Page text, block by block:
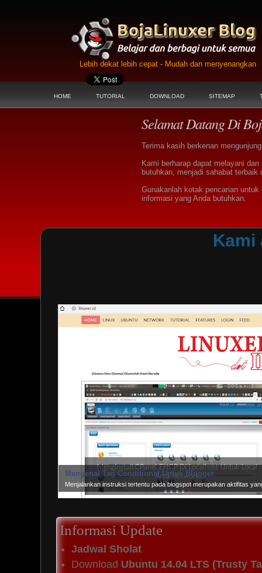
Lebih dekat lebih cepat - Mudah dan menyenangkan
HOME TUTORIAL DOWNLOAD SITEMAP
Selamat Datang Di
Terima kasih berkenan
Kami berharap dapat melayani
butuhkan, menjadi sahabat
Gunakanlah kotak pencarian
informasi yang Anda butuhkan.
Kami
Mengenal Tag Conditional Untuk Blogger
Menjalankan instruksi tertentu pada blogspot merupakan aktifitas
Informasi Update
Jadwal Sholat
Download Ubuntu 14.04 LTS (Trusty